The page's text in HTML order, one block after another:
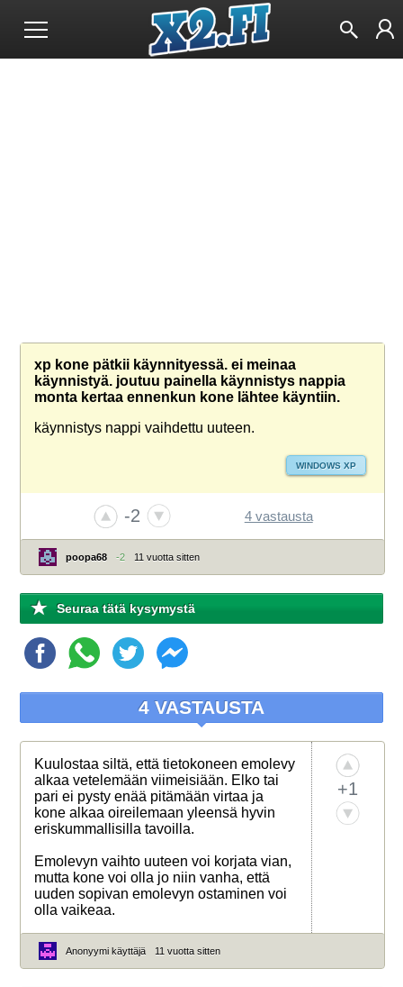
xp kone pätkii käynnityessä. ei meinaa
käynnistyä. joutuu painella käynnistys nappia
monta kertaa ennenkun kone lähtee käyntiin.
käynnistys nappi vaihdettu uuteen.
WINDOWS XP
-2 4 vastausta
poopa68 -2 11 vuotta sitten
Seuraa tätä kysymystä
4 VASTAUSTA
Kuulostaa siltä, että tietokoneen emolevy
alkaa vetelemään viimeisiään. Elko tai
pari ei pysty enää pitämään virtaa ja
kone alkaa oireilemaan yleensä hyvin
eriskummallisilla tavoilla.
Emolevyn vaihto uuteen voi korjata vian,
mutta kone voi olla jo niin vanha, että
uuden sopivan emolevyn ostaminen voi
olla vaikeaa.
+1
Anonyymi käyttäjä 11 vuotta sitten